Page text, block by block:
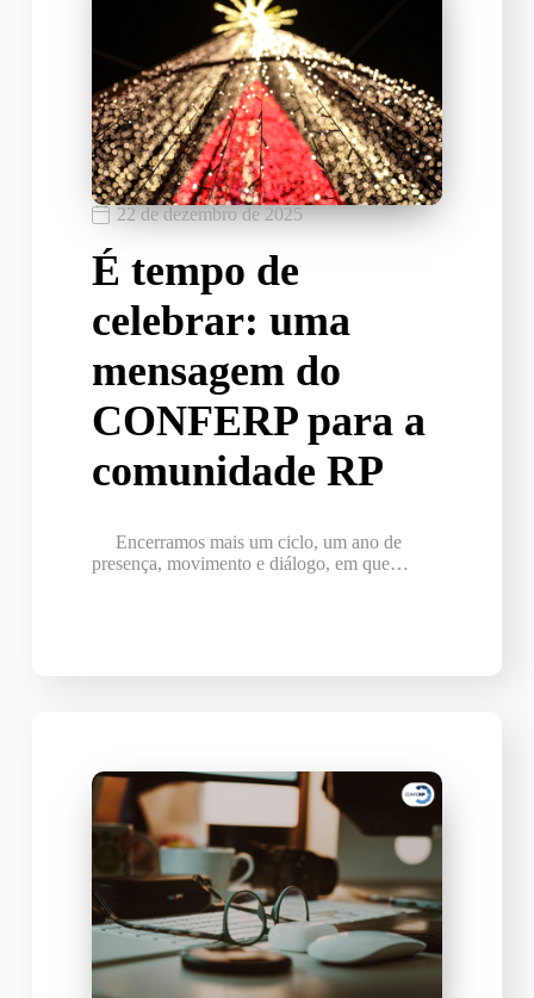
22 de dezembro de 2025
É tempo de
celebrar: uma
mensagem do
CONFERP para a
comunidade RP
Encerramos mais um ciclo, um ano de
presença, movimento e diálogo, em que…